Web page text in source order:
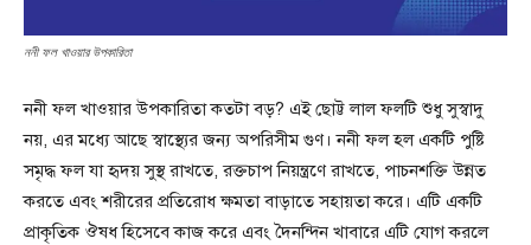
ননী ফল খাওয়ার উপকারিতা
ননী ফল খাওয়ার উপকারিতা কতটা বড়? এই ছোট্ট লাল ফলটি শুধু সুস্বাদু
নয়, এর মধ্যে আছে স্বাস্থ্যের জন্য অপরিসীম গুণ। ননী ফল হল একটি পুষ্টি
সমৃদ্ধ ফল যা হৃদয় সুস্থ রাখতে, রক্তচাপ নিয়ন্ত্রণে রাখতে, পাচনশক্তি উন্নত
করতে এবং শরীরের প্রতিরোধ ক্ষমতা বাড়াতে সহায়তা করে। এটি একটি
প্রাকৃতিক ঔষধ হিসেবে কাজ করে এবং দৈনন্দিন খাবারে এটি যোগ করলে